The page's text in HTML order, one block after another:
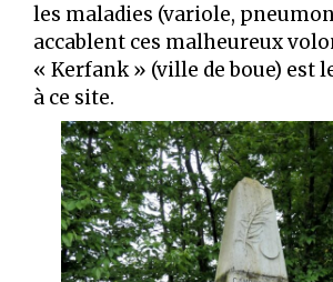
les maladies (variole,
accablent ces malheureux
« Kerfank » (ville de boue) est
à ce site.